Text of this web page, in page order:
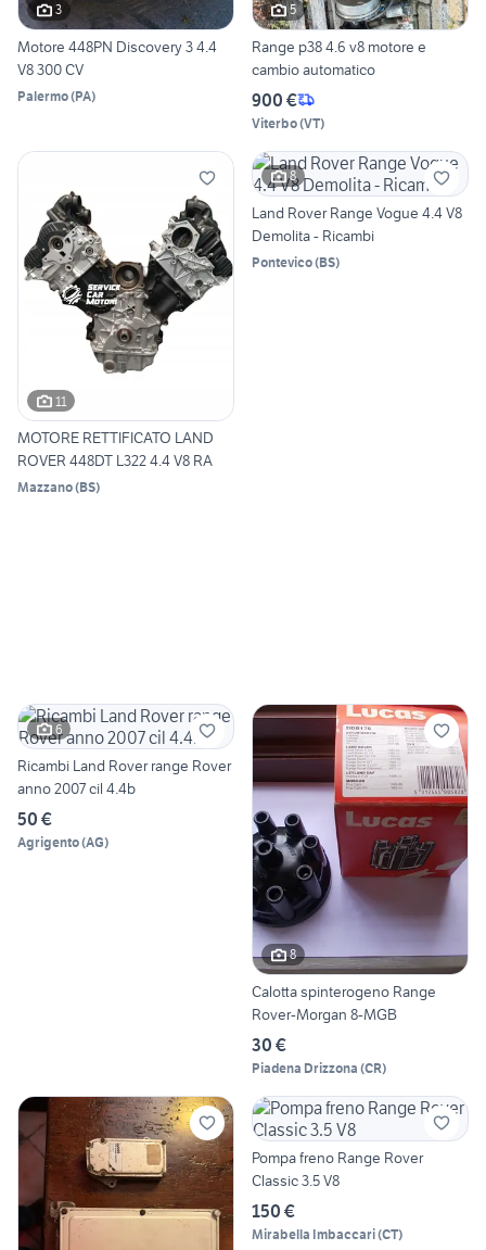
3
Motore 448PN Discovery 3 4.4
V8 300 CV
Palermo(PA)
5
Range p38 4.6 v8 motore e
cambio automatico
900 €
Viterbo(VT)
11
MOTORE RETTIFICATO LAND
ROVER 448DT L322 4.4 V8 RA
Mazzano(BS)
8
Land Rover Range Vogue 4.4 V8
Demolita - Ricambi
Pontevico(BS)
6
Ricambi Land Rover range Rover
anno 2007 cil 4.4b
50 €
Agrigento(AG)
8
Calotta spinterogeno Range
Rover-Morgan 8-MGB
30 €
Piadena Drizzona (CR)
Pompa freno Range Rover
Classic 3.5 V8
150 €
Mirabella Imbaccari(CT)